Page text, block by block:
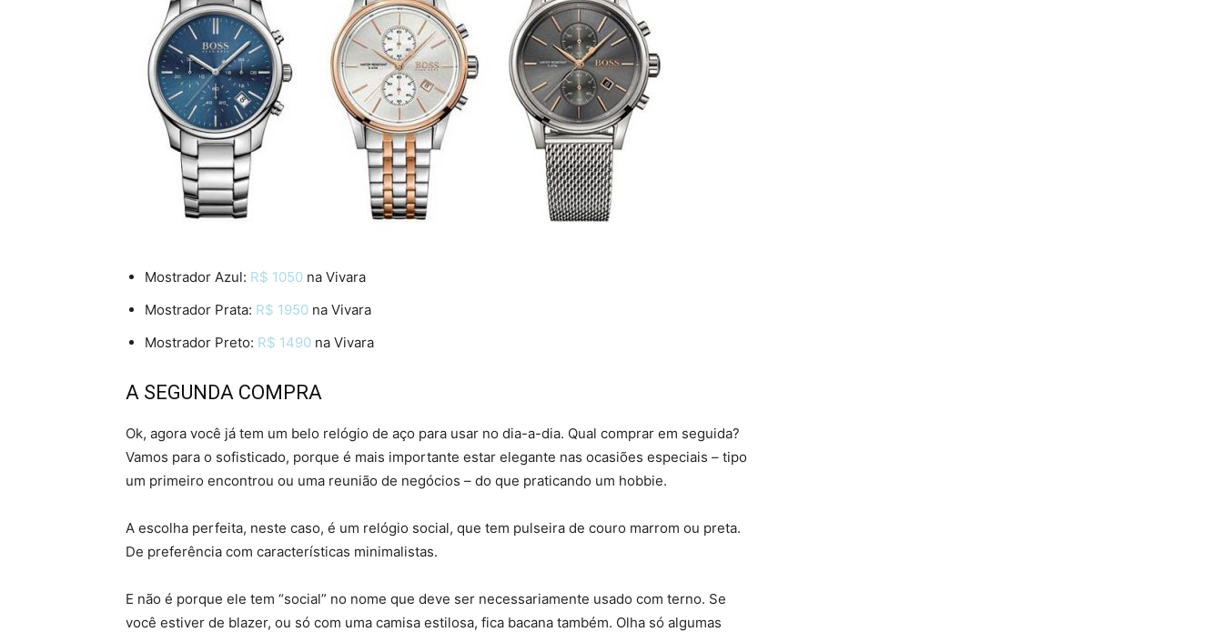
Mostrador Azul: R$ 1050 na Vivara
Mostrador Prata: R$ 1950 na Vivara
Mostrador Preto: R$ 1490 na Vivara
A SEGUNDA COMPRA
Ok, agora você já tem um belo relógio de aço para usar no dia-a-dia. Qual comprar em seguida?
Vamos para o sofisticado, porque é mais importante estar elegante nas ocasiões especiais – tipo
um primeiro encontrou ou uma reunião de negócios – do que praticando um hobbie.
A escolha perfeita, neste caso, é um relógio social, que tem pulseira de couro marrom ou preta.
De preferência com características minimalistas.
E não é porque ele tem “social” no nome que deve ser necessariamente usado com terno. Se
você estiver de blazer, ou só com uma camisa estilosa, fica bacana também. Olha só algumas